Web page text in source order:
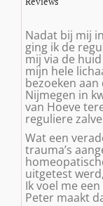
Nadat bij mij
ging ik de
mij via de
mijn hele
bezoeken
Nijmegen in
van Hoeve
reguliere
Wat een
trauma’s
uitgetest
Ik voel me
Peter maakt